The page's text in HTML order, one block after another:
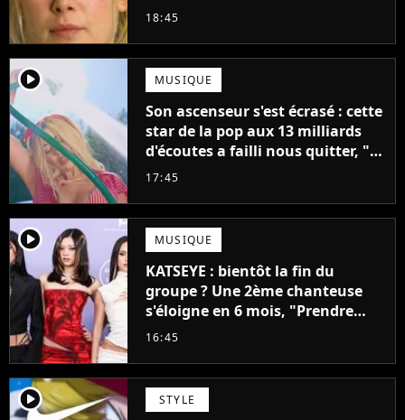
fiction avec Dwayne Johnson
18:45
player2 MUSIQUE
Son ascenseur s'est écrasé : cette
star de la pop aux 13 milliards
d'écoutes a failli nous quitter, "Je
pensais ne plus jamais chanter"
17:45
player2 MUSIQUE
KATSEYE : bientôt la fin du
groupe ? Une 2ème chanteuse
s'éloigne en 6 mois, "Prendre
cette décision n’a pas été facile"
16:45
player2 STYLE